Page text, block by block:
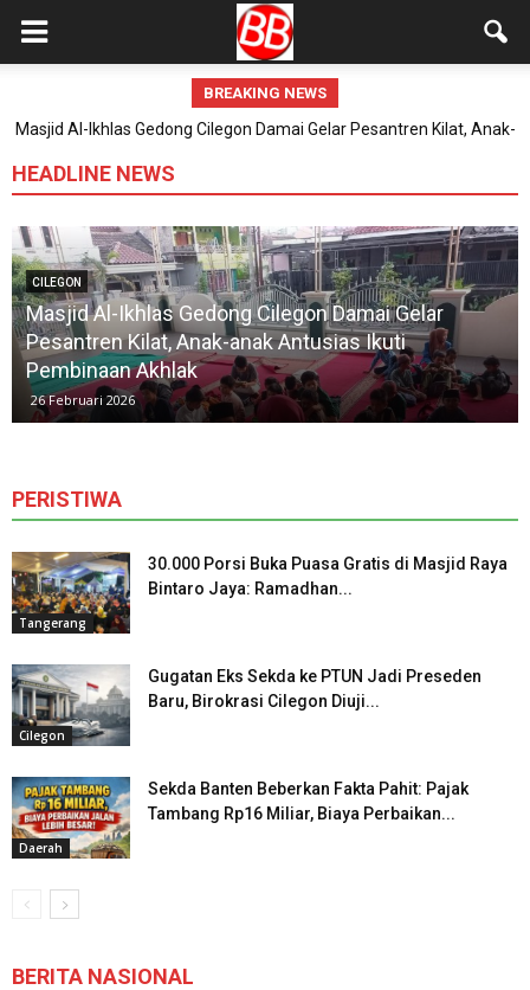
BREAKING NEWS
Al-Ikhlas Gedong Cilegon Damai Gelar Pesantren Kilat, Anak-
30.000 Porsi Buka Puasa Gratis di Masjid Raya Bintaro Jaya:
HEADLINE NEWS
CILEGON
Masjid Al-Ikhlas Gedong Cilegon Damai Gelar
Pesantren Kilat, Anak-anak Antusias Ikuti
Pembinaan Akhlak
26 Februari 2026
PERISTIWA
Tangerang
30.000 Porsi Buka Puasa Gratis di Masjid Raya
Bintaro Jaya: Ramadhan...
Cilegon
Gugatan Eks Sekda ke PTUN Jadi Preseden
Baru, Birokrasi Cilegon Diuji...
Daerah
Sekda Banten Beberkan Fakta Pahit: Pajak
Tambang Rp16 Miliar, Biaya Perbaikan...
BERITA NASIONAL